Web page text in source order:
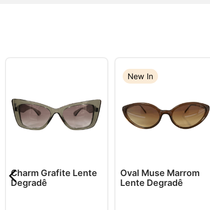
Charm Grafite Lente
Degradê
New In
Oval Muse Marrom
Lente Degradê